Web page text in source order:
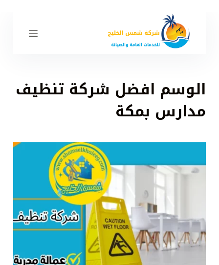
الوسم افضل شركة تنظيف
مدارس بمكة